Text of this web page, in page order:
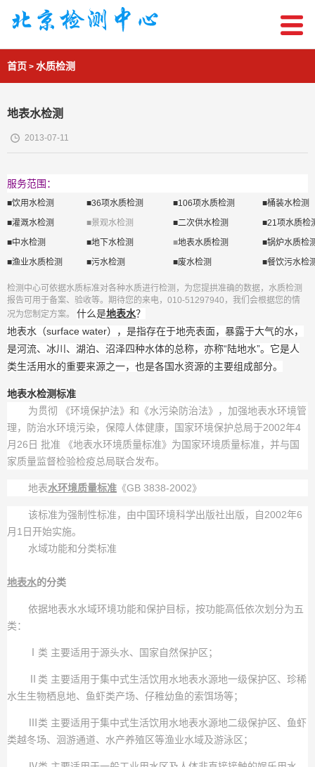
首页 > 水质检测
地表水检测
2013-07-11
服务范围：
■饮用水检测 ■36项水质检测 ■106项水质检测
■桶装水检测
■灌溉水检测
■景观水检测 ■二次供水检测
■21项水质检
■中水检测
■地下水检测 ■地表水质检测
■锅炉水质检
■渔业水质检测
■污水检测 ■废水检测 ■餐饮污水检
检测中心可依据水质标准对各种水质进行检测，为您提拱准确的数据，水质检测
报告可用于备案、验收等。期待您的来电，010-51297940，我们会根据您的情
况为您制定方案。 什么是地表水？
地表水（surface water），是指存在于地壳表面，暴露于大气的水，
是河流、冰川、湖泊、沼泽四种水体的总称，亦称“陆地水”。它是人
类生活用水的重要来源之一，也是各国水资源的主要组成部分。
地表水检测标准
为贯彻 《环境保护法》和《水污染防治法》，加强地表水环境管
理，防治水环境污染，保障人体健康，国家环境保护总局于2002年4
月26日 批准 《地表水环境质量标准》为国家环境质量标准，并与国
家质量监督检验检疫总局联合发布。
地表水环境质量标准 《GB 3838-2002》
该标准为强制性标准，由中国环境科学出版社出版，自2002年6
月1日开始实施。
水域功能和分类标准
地表水的分类
依据地表水水域环境功能和保护目标，按功能高低依次划分为五
类：
Ⅰ类 主要适用于源头水、国家自然保护区；
Ⅱ类 主要适用于集中式生活饮用水地表水源地一级保护区、珍稀
水生生物栖息地、鱼虾类产场、仔稚幼鱼的索饵场等；
Ⅲ类 主要适用于集中式生活饮用水地表水源地二级保护区、鱼虾
类越冬场、洄游通道、水产养殖区等渔业水域及游泳区；